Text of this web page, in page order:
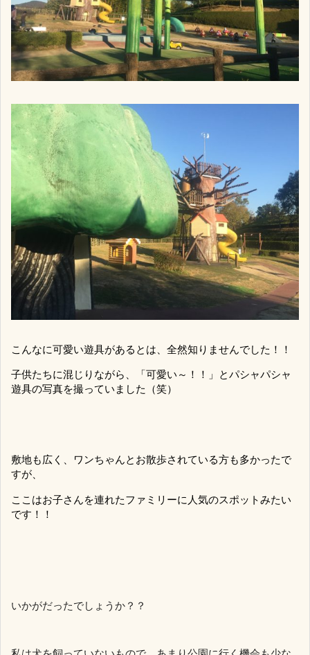
こんなに可愛い遊具があるとは、全然知りませんでした！！
子供たちに混じりながら、「可愛い～！！」とパシャパシャ
遊具の写真を撮っていました（笑）
敷地も広く、ワンちゃんとお散歩されている方も多かったで
すが、
ここはお子さんを連れたファミリーに人気のスポットみたい
です！！
いかがだったでしょうか？？